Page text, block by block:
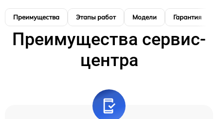
Преимущества Этапы работ Модели Гарантия
Преимущества сервис-
центра